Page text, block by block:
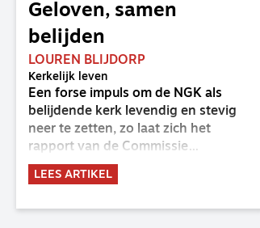
Geloven, samen
belijden
LOUREN BLIJDORP
Kerkelijk leven
Een forse impuls om de NGK als
belijdende kerk levendig en stevig
neer te zetten, zo laat zich het
rapport van de Commissie
Belijdende Kerk (CBK) lezen. Deze
commissie is al sinds de eenwording
LEES ARTIKEL